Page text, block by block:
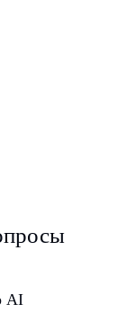
AI